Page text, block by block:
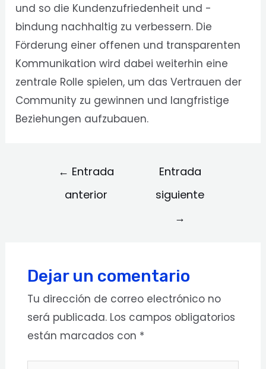
und so die Kundenzufriedenheit und -
bindung nachhaltig zu verbessern. Die
Förderung einer offenen und transparenten
Kommunikation wird dabei weiterhin eine
zentrale Rolle spielen, um das Vertrauen der
Community zu gewinnen und langfristige
Beziehungen aufzubauen.
← Entrada
anterior
Entrada
siguiente
→
Dejar un comentario
Tu dirección de correo electrónico no
será publicada. Los campos obligatorios
están marcados con *